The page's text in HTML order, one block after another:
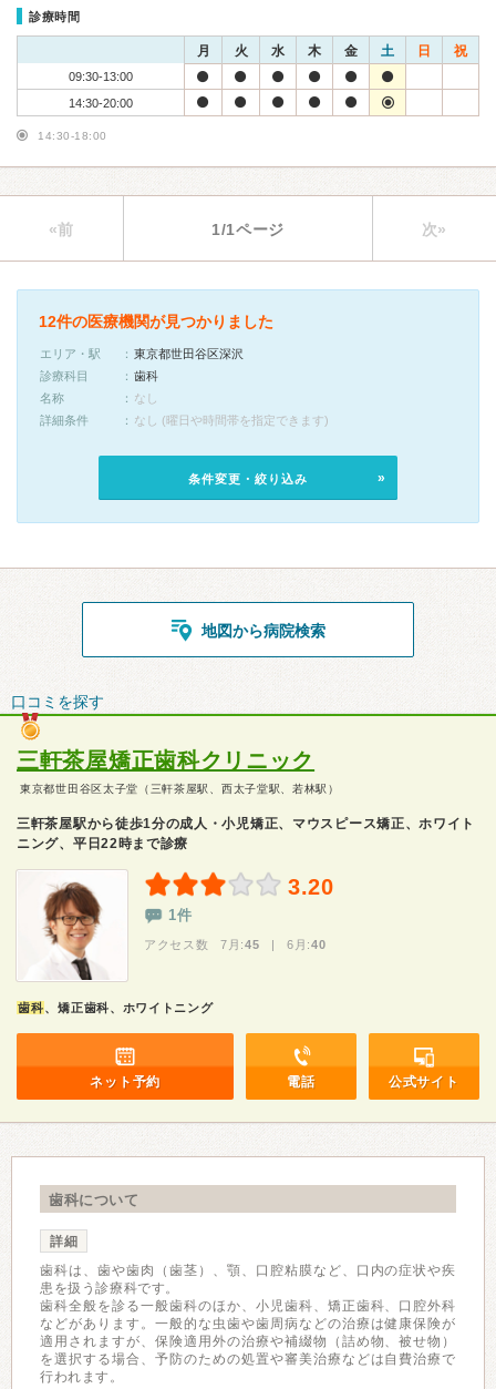
診療時間
月 火 水 木 金 土 日 祝
09:30-13:00
14:30-20:00
14:30-18:00
«前 1/1ページ 次»
12件の医療機関が見つかりました
エリア・駅
東京都世田谷区深沢
診療科目
歯科
名称
なし
詳細条件
なし (曜日や時間帯を指定できます)
条件変更・絞り込み
地図から病院検索
口コミを探す
三軒茶屋矯正歯科クリニック
東京都世田谷区太子堂（三軒茶屋駅、西太子堂駅、若林駅）
三軒茶屋駅から徒歩1分の成人・小児矯正、マウスピース矯正、ホワイト
ニング、平日22時まで診療
3.20
1件
アクセス数 7月:45 | 6月:40
歯科、矯正歯科、ホワイトニング
ネット予約 電話 公式サイト
歯科について
詳細
歯科は、歯や歯肉（歯茎）、顎、口腔粘膜など、口内の症状や疾
患を扱う診療科です。
歯科全般を診る一般歯科のほか、小児歯科、矯正歯科、口腔外科
などがあります。一般的な虫歯や歯周病などの治療は健康保険が
適用されますが、保険適用外の治療や補綴物（詰め物、被せ物）
を選択する場合、予防のための処置や審美治療などは自費治療で
行われます。